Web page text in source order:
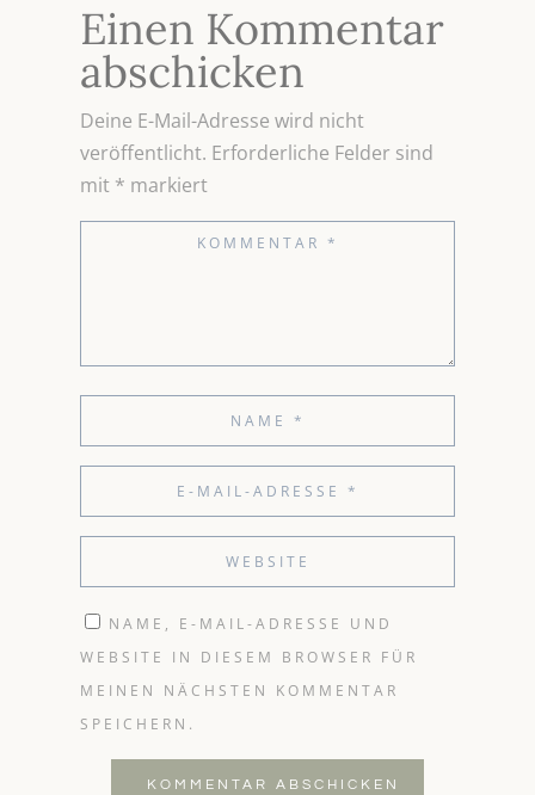
Einen Kommentar
abschicken
Deine E-Mail-Adresse wird nicht
veröffentlicht. Erforderliche Felder sind
mit * markiert
NAME, E-MAIL-ADRESSE UND
WEBSITE IN DIESEM BROWSER FÜR
MEINEN NÄCHSTEN KOMMENTAR
SPEICHERN.
KOMMENTAR ABSCHICKEN